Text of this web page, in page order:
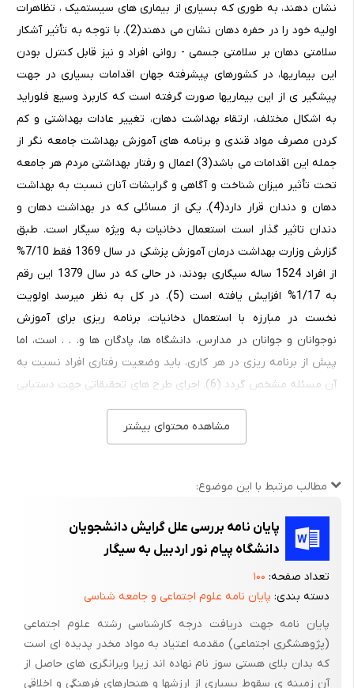
نشان دهند، به طوری که بسیاری از بیماری های سیستمیک ، تظاهرات
اولیه خود را در حفره دهان نشان می دهند(2). با توجه به تأثیر آشکار
سلامتی دهان بر سلامتی جسمی - روانی افراد و نیز قابل کنترل بودن
این بیماریها، در کشورهای پیشرفته جهان اقدامات بسیاری در جهت
پیشگیر ی از این بیماریها صورت گرفته است که کاربرد وسیع فلوراید
به اشکال مختلف، ارتقاء بهداشت دهان، تغییر عادات بهداشتی و کم
کردن مصرف مواد قندی و برنامه های آموزش بهداشت جامعه نگر از
جمله این اقدامات می باشد(3) اعمال و رفتار بهداشتی مردم هر جامعه
تحت تأثیر میزان شناخت و آگاهی و گرایشات آنان نسبت به بهداشت
دهان و دندان قرار دارد(4). یکی از مسائلی که در بهداشت دهان و
دندان تاثیر گذار است استعمال دخانیات به ویژه سیگار است. طبق
گزارش وزارت بهداشت درمان آموزش پزشکی در سال 1369 فقط 7/10%
از افراد 1524 ساله سیگاری بودند، در حالی که در سال 1379 این رقم
به 1/17% افزایش یافته است (5). در کل به نظر میرسد اولویت
نخست در مبارزه با استعمال دخانیات، برنامه ریزی برای آموزش
نوجوانان و جوانان در مدارس، دانشگاه ها، پادگان ها و. . . است، اما
پیش از برنامه ریزی در هر کاری، باید وضعیت رفتاری افراد نسبت به
آن مسئله مشخص گردد (6). اجرای طرح های تحقیقاتی جهت دستیابی
به شناخت وضعیت اپیدمیولوژیک این مشکل و بهره گیری مناسب از
ان جهت تدوین استراتژی موثر برای مبارزه با استعمال دخانیات ضروری
علت تبلیغات وسیع و بدون توجه به ضرر و زیان های اقتصادی،
اجتماع، سیاسی و بهداشتی آن، روز به روز توسعه و رواج بیشتری پیدا
کرده است. نتایج بررسی های مختلف نشان می دهد که مصرف سیگار
در میان جوانان کشورهای در حال توسعه و توسعه یافته رو به
یکی از چالش های سلامت جهانی و یکی از عوامل خطر مرگ هم در
کشورهای پیشرفته و هم در کشورهای در حال توسعه به شمار می رود
(9). مصرف سیگار در واقع نوعی وابستگی روحی و روانی در فرد ایجاد
می کند که بنا به تعریف سازمان بهداشت جهانی (WHO) عبارت است از
مشاهده محتوای بیشتر
مطالب مرتبط با این موضوع:
پایان نامه بررسی علل گرایش دانشجویان
دانشگاه پیام نور اردبیل به سیگار
تعداد صفحه: ۱۰۰
دسته بندی: پایان نامه علوم اجتماعی و جامعه شناسی
پایان نامه جهت دریافت درجه کارشناسی رشته علوم اجتماعی
(پژوهشگری اجتماعی) مقدمه اعتیاد به مواد مخدر پدیده ای است
که بدان بلای هستی سوز نام نهاده اند زیرا ویرانگری های حاصل از
آن زمینه ی سقوط بسیاری از ارزشها و هنجارهای فرهنگی و اخلاقی